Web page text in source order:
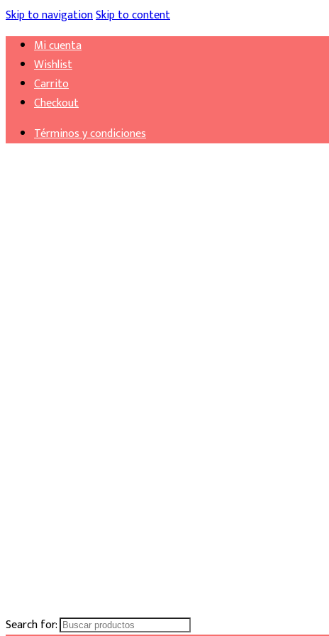
Skip to navigationSkip to content
Mi cuenta
Wishlist
Carrito
Checkout
Términos y condiciones
Search for: